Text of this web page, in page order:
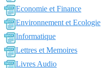
Economie et Finance
Environnement et Ecologie
Informatique
Lettres et Memoires
Livres Audio